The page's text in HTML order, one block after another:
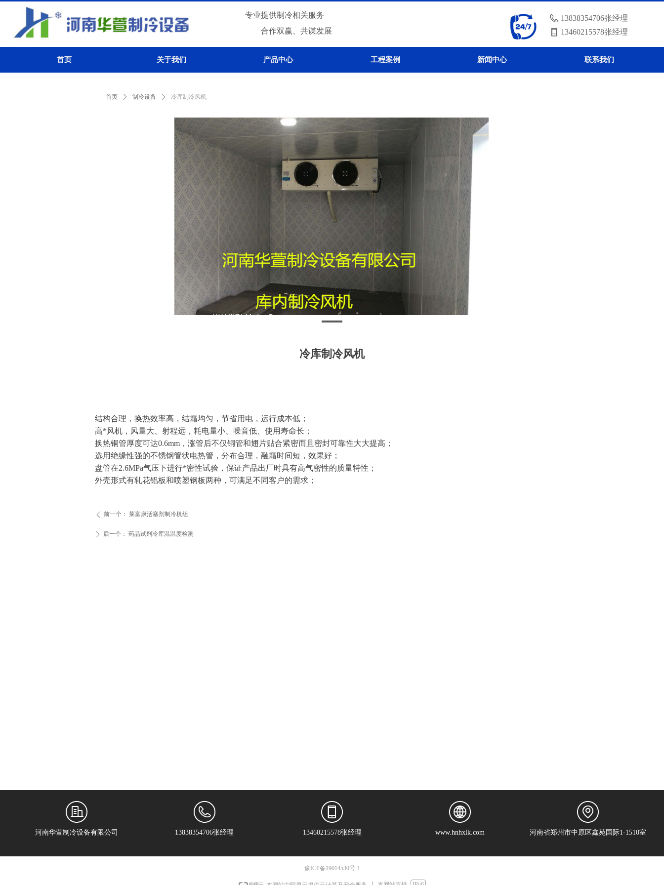
首页 关于我们 产品中心 工程案例 新闻中心 联系我们
专业提供制冷相关服务
合作双赢、共谋发展
13838354706张经理
13460215578张经理
首页 ꄲ 制冷设备 ꄲ 冷库制冷风机
冷库制冷风机
ꄴ 前一个： 莱富康活塞剂制冷机组
ꄲ 后一个： 药品试剂冷库温温度检测
结构合理，换热效率高，结霜均匀，节省用电，运行成本低；
高*风机，风量大、射程远，耗电量小、噪音低、使用寿命长；
换热铜管厚度可达0.6mm，涨管后不仅铜管和翅片贴合紧密而且密封可靠性大大提高；
选用绝缘性强的不锈钢管状电热管，分布合理，融霜时间短，效果好；
盘管在2.6MPa气压下进行*密性试验，保证产品出厂时具有高气密性的质量特性；
外壳形式有轧花铝板和喷塑钢板两种，可满足不同客户的需求；
河南华萱制冷设备有限公司 13838354706张经理 13460215578张经理 www.hnhxlk.com 河南省郑州市中原区鑫苑国际1-1510室
豫ICP备19014530号-1